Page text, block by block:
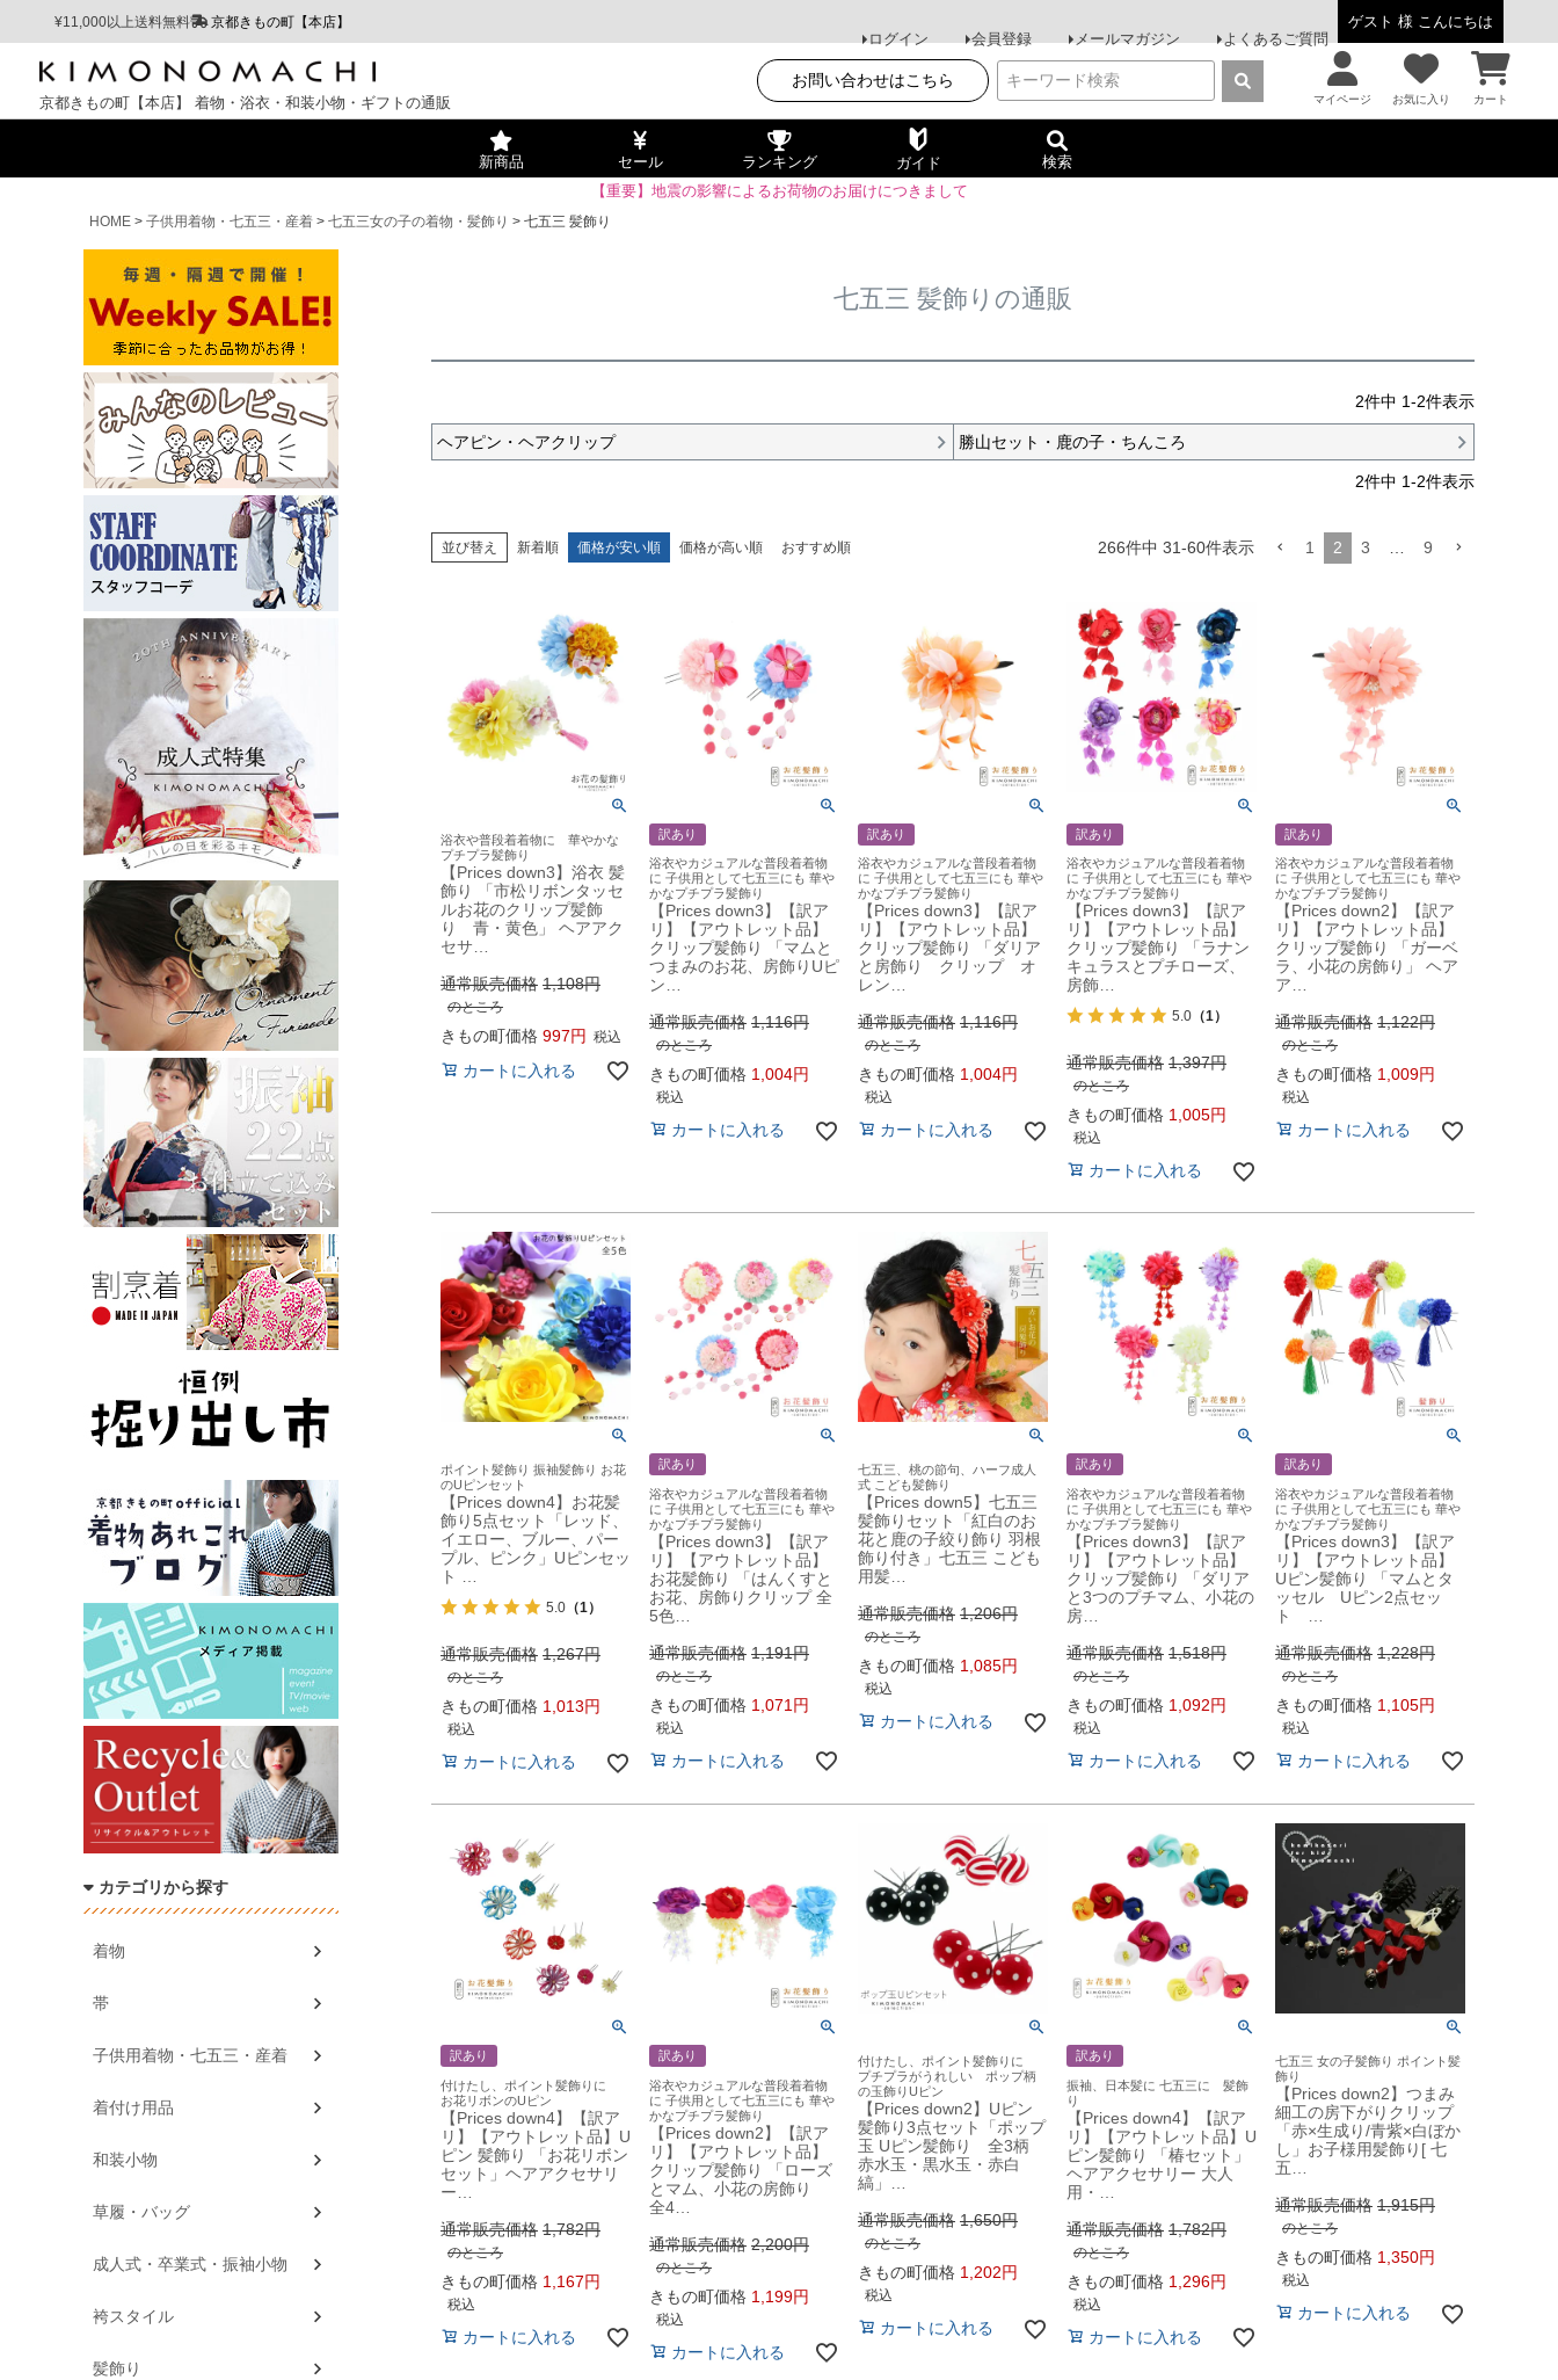
¥11,000以上送料無料 京都きもの町【本店】
ゲスト 様 こんにちは
ログイン
会員登録 メールマガジン よくあるご質問
京都きもの町【本店】 着物・浴衣・和装小物・ギフトの通販
お問い合わせはこちら
マイページ お気に入り カート
新商品 セール ランキング ガイド 検索
【重要】地震の影響によるお荷物のお届けにつきまして
HOME
子供用着物・七五三・産着 七五三女の子の着物・髪飾り 七五三 髪飾り
七五三 髪飾りの通販
2件中 1-2件表示
ヘアピン・ヘアクリップ 勝山セット・鹿の子・ちんころ
2件中 1-2件表示
並び替え 新着順 価格が安い順 価格が高い順 おすすめ順 266件中 31-60件表示 1 2 3 9
浴衣や普段着着物に 華やかな
プチプラ髪飾り
【Prices down3】浴衣 髪
飾り 「市松リボンタッセ
ルお花のクリップ髪飾
り 青・黄色」 ヘアアク
セサ…
通常販売価格 1,108
のところ
きもの町価格 997 税込
カートに入れる
訳あり
浴衣やカジュアルな普段着着物
に 子供用として七五三にも 華や
かなプチプラ髪飾り
【Prices down3】【訳ア
リ】【アウトレット品】
クリップ髪飾り 「マムと
つまみのお花、房飾りUピ
ン…
通常販売価格 1,116
のところ
きもの町価格 1,004
税込
カートに入れる
訳あり
浴衣やカジュアルな普段着着物
に 子供用として七五三にも 華や
かなプチプラ髪飾り
【Prices down3】【訳ア
リ】【アウトレット品】
クリップ髪飾り 「ダリア
と房飾り クリップ オ
レン…
通常販売価格 1,116
のところ
きもの町価格 1,004
税込
カートに入れる
訳あり
浴衣やカジュアルな普段着着物
に 子供用として七五三にも 華や
かなプチプラ髪飾り
【Prices down3】【訳ア
リ】【アウトレット品】
クリップ髪飾り 「ラナン
キュラスとプチローズ、
房飾…
5.0 （1）
通常販売価格 1,397
のところ
きもの町価格 1,005
税込
カートに入れる
訳あり
浴衣やカジュアルな普段着着物
に 子供用として七五三にも 華や
かなプチプラ髪飾り
【Prices down2】【訳ア
リ】【アウトレット品】
クリップ髪飾り 「ガーベ
ラ、小花の房飾り」 ヘア
ア…
通常販売価格 1,122
のところ
きもの町価格 1,009
税込
カートに入れる
ポイント髪飾り 振袖髪飾り お花
のUピンセット
【Prices down4】お花髪
飾り5点セット「レッド、
イエロー、ブルー、パー
プル、ピンク」Uピンセッ
ト …
5.0 （1）
通常販売価格 1,267
のところ
きもの町価格 1,013
税込
カートに入れる
訳あり
浴衣やカジュアルな普段着着物
に 子供用として七五三にも 華や
かなプチプラ髪飾り
【Prices down3】【訳ア
リ】【アウトレット品】
お花髪飾り 「はんくすと
お花、房飾りクリップ 全
5色…
通常販売価格 1,191
のところ
きもの町価格 1,071
税込
カートに入れる
七五三、桃の節句、ハーフ成人
式 こども髪飾り
【Prices down5】七五三
髪飾りセット「紅白のお
花と鹿の子絞り飾り 羽根
飾り付き」七五三 こども
用髪…
通常販売価格 1,206
のところ
きもの町価格 1,085
税込
カートに入れる
訳あり
浴衣やカジュアルな普段着着物
に 子供用として七五三にも 華や
かなプチプラ髪飾り
【Prices down3】【訳ア
リ】【アウトレット品】
クリップ髪飾り 「ダリア
と3つのプチマム、小花の
房…
通常販売価格 1,518
のところ
きもの町価格 1,092
税込
カートに入れる
訳あり
浴衣やカジュアルな普段着着物
に 子供用として七五三にも 華や
かなプチプラ髪飾り
【Prices down3】【訳ア
リ】【アウトレット品】
Uピン髪飾り 「マムとタ
ッセル Uピン2点セッ
ト …
通常販売価格 1,228
のところ
きもの町価格 1,105
税込
カートに入れる
訳あり
付けたし、ポイント髪飾りに
お花リボンのUピン
【Prices down4】【訳ア
リ】【アウトレット品】U
ピン 髪飾り 「お花リボン
セット」ヘアアクセサリ
ー…
通常販売価格 1,782
のところ
きもの町価格 1,167
税込
カートに入れる
訳あり
浴衣やカジュアルな普段着着物
に 子供用として七五三にも 華や
かなプチプラ髪飾り
【Prices down2】【訳ア
リ】【アウトレット品】
クリップ髪飾り 「ローズ
とマム、小花の房飾り
全4…
通常販売価格 2,200
のところ
きもの町価格 1,199
税込
カートに入れる
付けたし、ポイント髪飾りに
プチプラがうれしい ポップ柄
の玉飾りUピン
【Prices down2】Uピン
髪飾り3点セット「ポップ
玉 Uピン髪飾り 全3柄
赤水玉・黒水玉・赤白
縞」…
通常販売価格 1,650
のところ
きもの町価格 1,202
税込
カートに入れる
訳あり
振袖、日本髪に 七五三に 髪飾
り
【Prices down4】【訳ア
リ】【アウトレット品】U
ピン髪飾り 「椿セット」
ヘアアクセサリー 大人
用・…
通常販売価格 1,782
のところ
きもの町価格 1,296
税込
カートに入れる
七五三 女の子髪飾り ポイント髪
飾り
【Prices down2】つまみ
細工の房下がりクリップ
「赤×生成り/青紫×白ぼか
し」お子様用髪飾り[ 七
五…
通常販売価格 1,915
のところ
きもの町価格 1,350
税込
カートに入れる
カテゴリから探す
着物
帯
子供用着物・七五三・産着
着付け用品
和装小物
草履・バッグ
成人式・卒業式・振袖小物
袴スタイル
髪飾り